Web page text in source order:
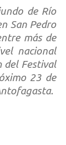
de Río
San Pedro
más de
nacional
del Festival
23 de